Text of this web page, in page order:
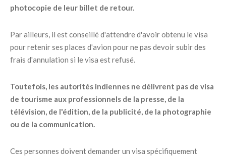
photocopie de leur billet de retour.
Par ailleurs, il est conseillé d'attendre d'avoir obtenu le visa
pour retenir ses places d'avion pour ne pas devoir subir des
frais d'annulation si le visa est refusé.
Toutefois, les autorités indiennes ne délivrent pas de visa
de tourisme aux professionnels de la presse, de la
télévision, de l'édition, de la publicité, de la photographie
ou de la communication.
Ces personnes doivent demander un visa spécifiquement